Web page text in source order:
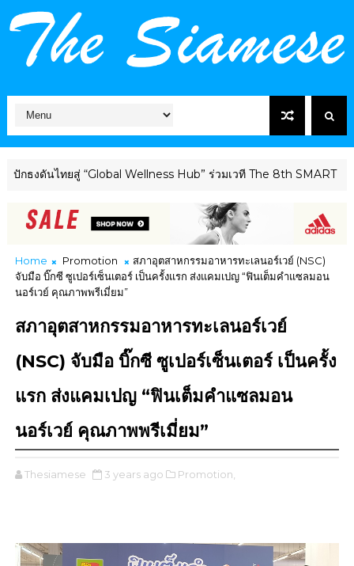
สู่ “Global Wellness Hub” ร่วมเวที The 8th SMART
Home Promotion
สภาอุตสาหกรรมอาหารทะเลนอร์เวย์ (NSC)
จับมือ บิ๊กซี ซูเปอร์เซ็นเตอร์ เป็นครั้งแรก ส่งแคมเปญ “ฟินเต็มคำแซลมอน
นอร์เวย์ คุณภาพพรีเมี่ยม”
สภาอุตสาหกรรมอาหารทะเลนอร์เวย์
(NSC) จับมือ บิ๊กซี ซูเปอร์เซ็นเตอร์ เป็นครั้ง
แรก ส่งแคมเปญ “ฟินเต็มคำแซลมอน
นอร์เวย์ คุณภาพพรีเมี่ยม”
Thesiamese 3 years ago Promotion,